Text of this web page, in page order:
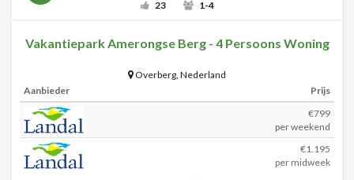
23 1-4
Vakantiepark Amerongse Berg - 4 Persoons Woning
Overberg, Nederland
Aanbieder
Prijs
€799
per weekend
€1.195
per midweek